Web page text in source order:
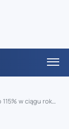
faktycznie jest zawsze lepszy od stałego?